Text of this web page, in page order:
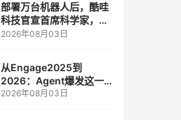
部署万台机器人后，酷哇
科技官宣首席科学家，要
让世界模型交付生产力
2026年08月03日
从Engage2025到
2026：Agent爆发这一
年，AI CRM 走到哪了
2026年08月03日